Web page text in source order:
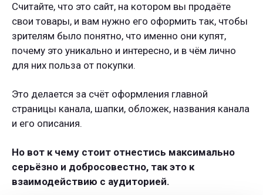
Считайте, что это сайт, на котором вы продаёте
свои товары, и вам нужно его оформить так, чтобы
зрителям было понятно, что именно они купят,
почему это уникально и интересно, и в чём лично
для них польза от покупки.
Это делается за счёт оформления главной
страницы канала, шапки, обложек, названия канала
и его описания.
Но вот к чему стоит отнестись максимально
серьёзно и добросовестно, так это к
взаимодействию с аудиторией.